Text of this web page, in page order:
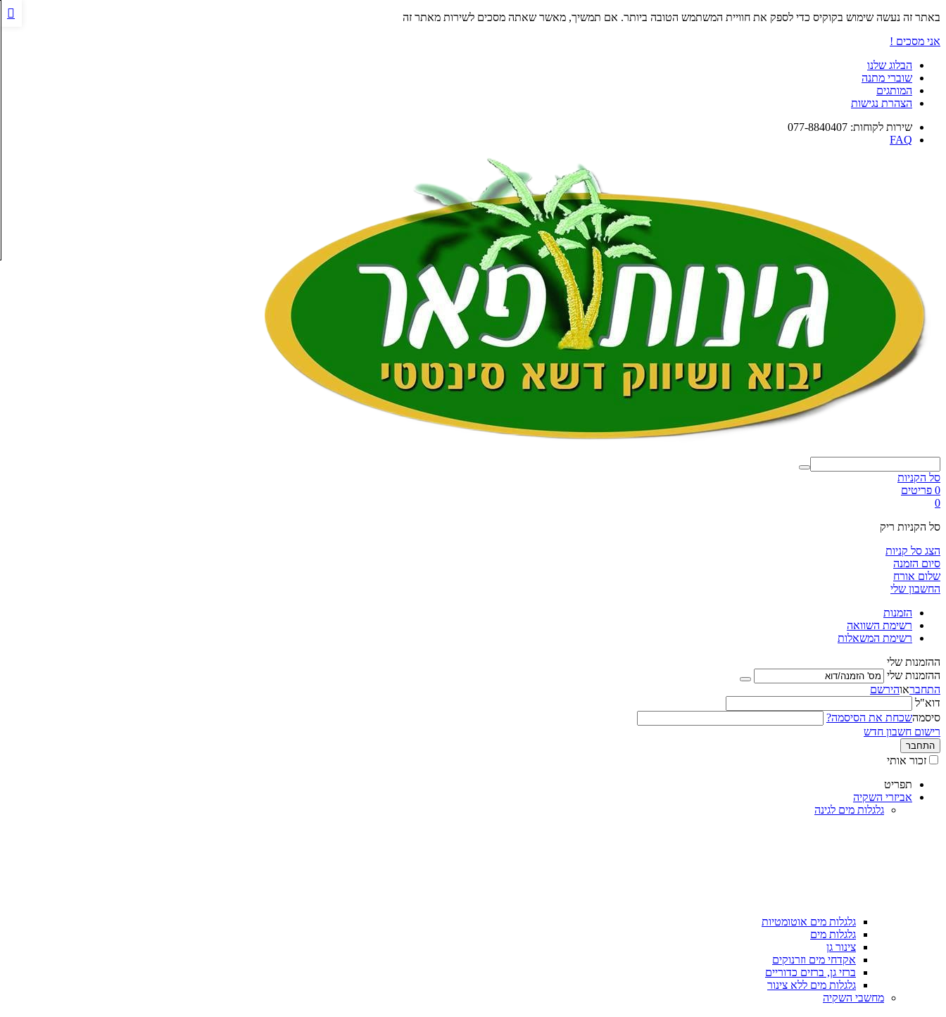
באתר זה נעשה שימוש בקוקיס כדי לספק את חוויית המשתמש הטובה ביותר. אם תמשיך, מאשר שאתה מסכים לשירות מאתר זה
אני מסכים !
הבלוג שלנו
שוברי מתנה
המותגים
הצהרת נגישות
שירות לקוחות: 077-8840407
FAQ
סל הקניות
0 פריטים
0
סל הקניות ריק
הצג סל קניות
סיום הזמנה
שלום אורח
החשבון שלי
הזמנות
רשימת השוואה
רשימת המשאלות
ההזמנות שלי
ההזמנות שלי
התחבראוהירשם
דוא"ל
סיסמהשכחת את הסיסמה?
רישום חשבון חדש
התחבר
זכור אותי
תפריט
אביזרי השקיה
גלגלות מים לגינה
גלגלות מים אוטומטיות
גלגלות מים
צינור גן
אקדחי מים וזרנוקים
ברזי גן, ברזים כדוריים
גלגלות מים ללא צינור
מחשבי השקיה